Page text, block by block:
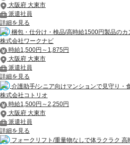
大阪府 大東市
派遣社員
詳細を見る
梱包・仕分け・検品/高時給1500円製品の
株式会社ワークナビ
時給1,500円～1,875円
大阪府 大東市
派遣社員
詳細を見る
介護助手/シニア向けマンションで見守り・
株式会社コトリオ
時給1,500円～2,250円
大阪府 大東市
派遣社員
詳細を見る
フォークリフト/重量物なしで体ラクラク